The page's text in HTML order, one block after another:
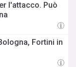
l'attacco. Può
Fortini in